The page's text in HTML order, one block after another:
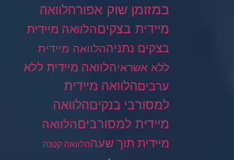
במזומן שוק אפורהלוואה
מיידית בצקיםהלוואה מיידית
בצקים נתניההלוואה מיידית
ללא אשראיהלוואה מיידית ללא
ערביםהלוואה מיידית
למסורבי בנקיםהלוואה
מיידית למסורביםהלוואה
מיידית תוך שעההלוואה קטנה